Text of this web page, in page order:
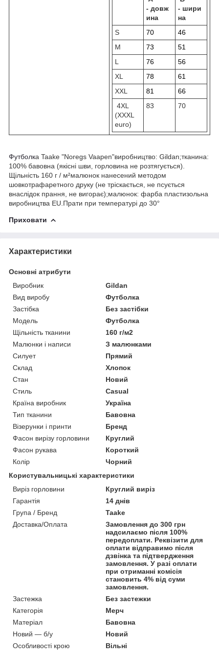
- довж
ина
- шири
на
S
70
46
M
73
51
L
76
56
XL
78
61
XXL
81
66
4XL
(XXXL
euro)
83 70
Футболка Taake "Noregs Vaapen"виробництво: Gildan;тканина:
100% бавовна (якісні шви, горловина не розтягується).
Щільність 160 г / м²малюнок нанесений методом
шовкотрафаретного друку (не тріскається, не псується
внаслідок прання, не вигорає);малюнок: фарба пластизольна
виробництва EU.Прати при температурі до 30°
Приховати
Характеристики
Основні атрибути
Виробник
Gildan
Вид виробу
Футболка
Застібка
Без застібки
Модель
Футболка
Щільність тканини
160 г/м2
Малюнки і написи
З малюнками
Силует
Прямий
Склад
Хлопок
Стан
Новий
Стиль
Casual
Країна виробник
Україна
Тип тканини
Бавовна
Візерунки і принти
Бренд
Фасон вирізу горловини
Круглий
Фасон рукава
Короткий
Колір
Чорний
Користувальницькі характеристики
Виріз горловини
Круглий виріз
Гарантія
14 днів
Група / Бренд
Taake
Доставка/Оплата
Замовлення до 300 грн
надсилаємо після 100%
передоплати. Реквізити для
оплати відправимо після
дзвінка та підтвердження
замовлення. У разі оплати
при отриманні комісія
становить 4% від суми
замовлення.
Застежка
Без застежки
Категорія
Мерч
Матеріал
Бавовна
Новий — б/у
Новий
Особливості крою
Вільні